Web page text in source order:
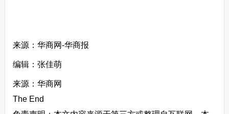
来源：华商网-华商报
编辑：张佳萌
来源：华商网
The End